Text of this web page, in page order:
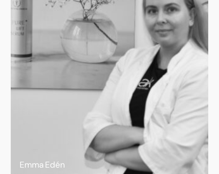
Emma Edén